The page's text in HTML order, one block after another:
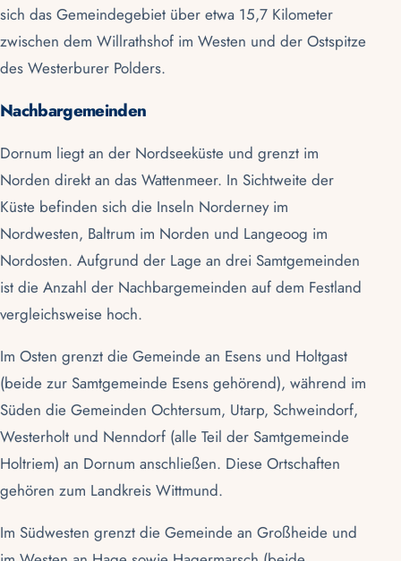
sich das Gemeindegebiet über etwa 15,7 Kilometer
zwischen dem Willrathshof im Westen und der Ostspitze
des Westerburer Polders.
Nachbargemeinden
Dornum liegt an der Nordseeküste und grenzt im
Norden direkt an das Wattenmeer. In Sichtweite der
Küste befinden sich die Inseln Norderneyim
Nordwesten, Baltrum im Norden und Langeoog im
Nordosten. Aufgrund der Lage an drei Samtgemeinden
ist die Anzahl der Nachbargemeinden auf dem Festland
vergleichsweise hoch.
Im Osten grenzt die Gemeinde an Esens und Holtgast
(beide zur Samtgemeinde Esens gehörend), während im
Süden die Gemeinden Ochtersum, Utarp, Schweindorf,
Westerholt und Nenndorf (alle Teil der Samtgemeinde
Holtriem) an Dornum anschließen. Diese Ortschaften
gehören zum Landkreis Wittmund.
Im Südwesten grenzt die Gemeinde an Großheide und